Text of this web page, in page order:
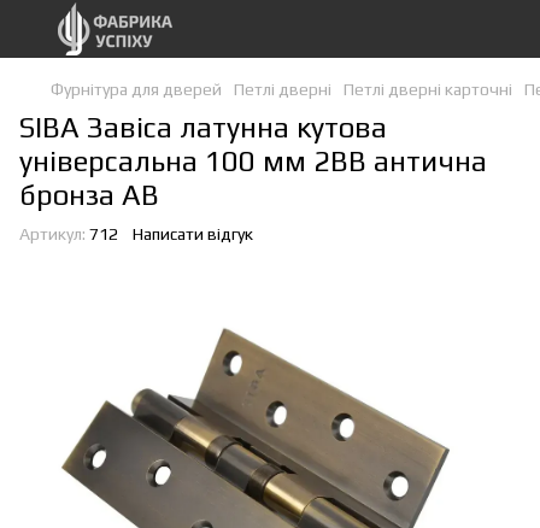
Фурнітура для дверей Петлі дверні Петлі дверні карточні
SIBA Завіса латунна кутова
універсальна 100 мм 2BB антична
бронза АВ
Артикул: 712 Написати відгук